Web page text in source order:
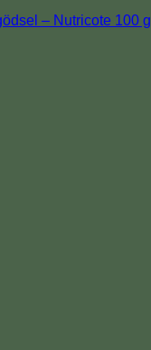
– Nutricote 100 g